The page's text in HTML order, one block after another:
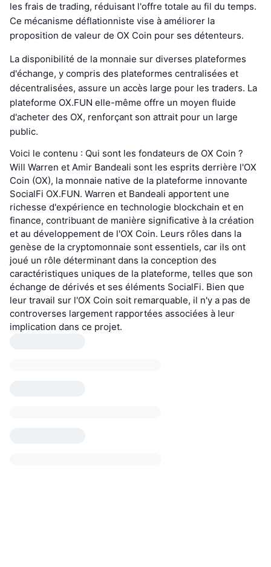
les frais de trading, réduisant l'offre totale au fil du temps.
Ce mécanisme déflationniste vise à améliorer la
proposition de valeur de OX Coin pour ses détenteurs.
La disponibilité de la monnaie sur diverses plateformes
d'échange, y compris des plateformes centralisées et
décentralisées, assure un accès large pour les traders. La
plateforme OX.FUN elle-même offre un moyen fluide
d'acheter des OX, renforçant son attrait pour un large
public.
Voici le contenu : Qui sont les fondateurs de OX Coin ?
Will Warren et Amir Bandeali sont les esprits derrière l'OX
Coin (OX), la monnaie native de la plateforme innovante
SocialFi OX.FUN. Warren et Bandeali apportent une
richesse d'expérience en technologie blockchain et en
finance, contribuant de manière significative à la création
et au développement de l'OX Coin. Leurs rôles dans la
genèse de la cryptomonnaie sont essentiels, car ils ont
joué un rôle déterminant dans la conception des
caractéristiques uniques de la plateforme, telles que son
échange de dérivés et ses éléments SocialFi. Bien que
leur travail sur l'OX Coin soit remarquable, il n'y a pas de
controverses largement rapportées associées à leur
implication dans ce projet.